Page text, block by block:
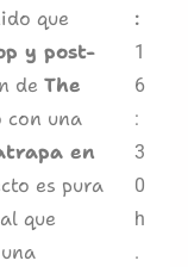
que
y post-
de The
con una
en
es pura
que
:
1
6
:
3
0
h
.